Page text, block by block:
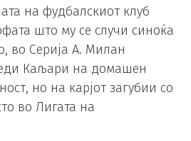
на фудбалскиот клуб
што му се случи синоќа
во Серија А. Милан
Каљари на домашен
но на карјот загубии со
во Лигата на